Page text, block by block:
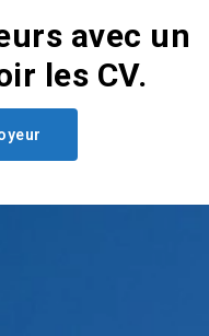
avec un
les CV.